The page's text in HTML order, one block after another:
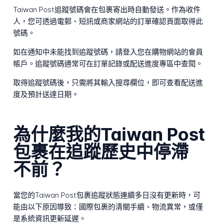
Taiwan Post追蹤號碼會在包裹寄出時自動發送。作為收件
人，您可透過電郵、短訊或商家網站的訂單確認頁面取得此
號碼。
如在通知中未能找到追蹤號碼，請登入您在購物網站的會員
帳戶。追蹤號碼通常可在訂單記錄或配送進度專區中查閱。
取得追蹤號碼後，只需將其輸入搜尋欄位，即可查看配送進
度及預計送達日期。
為什麼我的Taiwan Post
包裹在追蹤歷史中停滯
不前？
當您的Taiwan Post包裹追蹤狀態連續多日沒有更新時，可
能由以下原因導致：國際包裹的清關手續、物流異常，或僅
是系統資訊更新延遲。